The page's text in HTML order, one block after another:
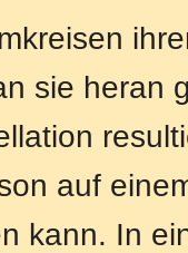
sie heran
auf
kann. In